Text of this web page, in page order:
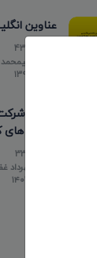
عناوین
۱۳۹۸/۰۵/۱۰
لیست
و فیلم
مهرداد
۱۴۰۳/۰۲/۲۰